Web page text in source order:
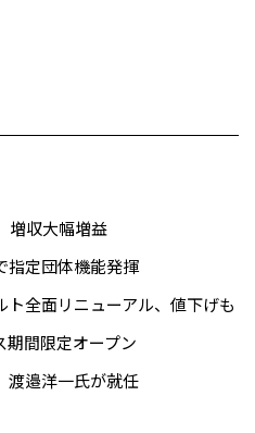
増収大幅増益
指定団体機能発揮
全面リニューアル、値下げも
期間限定オープン
渡邉洋一氏が就任